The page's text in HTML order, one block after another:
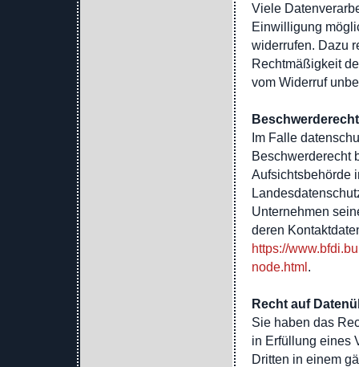
Viele
Einwilligung
widerrufen. Dazu
Rechtmäßigkeit
vom Widerruf
Im Falle
Beschwerderecht
Aufsichtsbehörde
Unternehmen
deren
https://
node.html.
Recht auf
Sie haben das
in Erfüllung eines
Dritten in einem